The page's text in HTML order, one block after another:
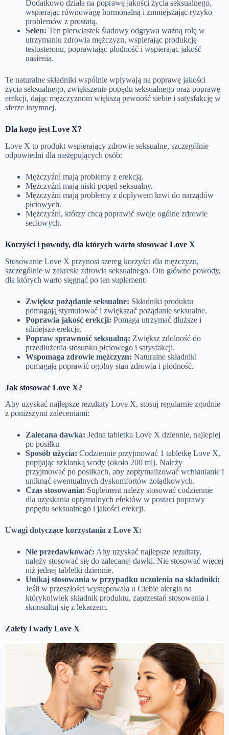
Dodatkowo działa na poprawę jakości życia seksualnego,
wspierając równowagę hormonalną i zmniejszając ryzyko
problemów z prostatą.
Selen: Ten pierwiastek śladowy odgrywa ważną rolę w
utrzymaniu zdrowia mężczyzn, wspierając produkcję
testosteronu, poprawiając płodność i wspierając jakość
nasienia.
Te naturalne składniki wspólnie wpływają na poprawę jakości
życia seksualnego, zwiększenie popędu seksualnego oraz poprawę
erekcji, dając mężczyznom większą pewność siebie i satysfakcję w
sferze intymnej.
Dla kogo jest Love X?
Love X to produkt wspierający zdrowie seksualne, szczególnie
odpowiedni dla następujących osób:
Mężczyźni mają problemy z erekcją.
Mężczyźni mają niski popęd seksualny.
Mężczyźni mają problemy z dopływem krwi do narządów
płciowych.
Mężczyźni, którzy chcą poprawić swoje ogólne zdrowie
seciowych.
Korzyści i powody, dla których warto stosować Love X
Stosowanie Love X przynosi szereg korzyści dla mężczyzn,
szczególnie w zakresie zdrowia seksualnego. Oto główne powody,
dla których warto sięgnąć po ten suplement:
Zwiększ pożądanie seksualne: Składniki produktu
pomagają stymulować i zwiększać pożądanie seksualne.
Poprawia jakość erekcji: Pomaga utrzymać dłuższe i
silniejsze erekcje.
Popraw sprawność seksualną: Zwiększ zdolność do
przedłużenia stosunku płciowego i satysfakcji.
Wspomaga zdrowie mężczyzn: Naturalne składniki
pomagają poprawić ogólny stan zdrowia i płodność.
Jak stosować Love X?
Aby uzyskać najlepsze rezultaty Love X, stosuj regularnie zgodnie
z poniższymi zaleceniami:
Zalecana dawka: Jedna tabletka Love X dziennie, najlepiej
po posiłku
Sposób użycia: Codziennie przyjmować 1 tabletkę Love X,
popijając szklanką wody (około 200 ml). Należy
przyjmować po posiłkach, aby zoptymalizować wchłanianie i
uniknąć ewentualnych dyskomfortów żołądkowych.
Czas stosowania: Suplement należy stosować codziennie
dla uzyskania optymalnych efektów w postaci poprawy
popędu seksualnego i jakości erekcji.
Uwagi dotyczące korzystania z Love X:
Nie przedawkować: Aby uzyskać najlepsze rezultaty,
należy stosować się do zalecanej dawki. Nie stosować więcej
niż jednej tabletki dziennie.
Unikaj stosowania w przypadku uczulenia na składniki:
Jeśli w przeszłości występowała u Ciebie alergia na
którykolwiek składnik produktu, zaprzestań stosowania i
skonsultuj się z lekarzem.
Zalety i wady Love X